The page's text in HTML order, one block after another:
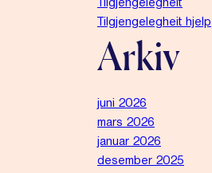
Tilgjengelegheit
Tilgjengelegheit hjelp
Arkiv
juni 2026
mars 2026
januar 2026
desember 2025